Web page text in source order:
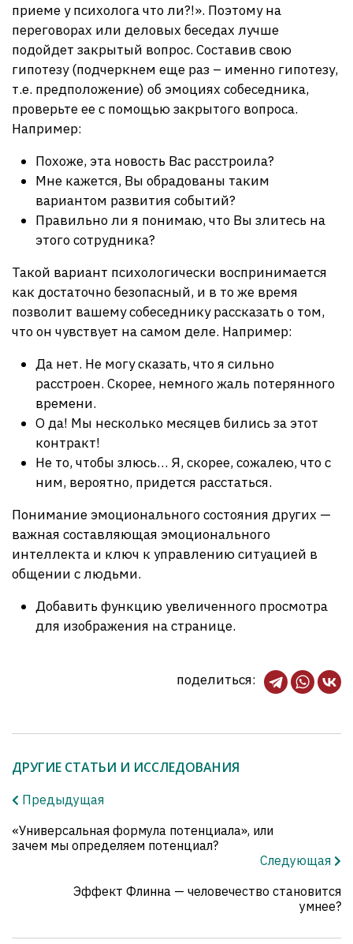
приеме у психолога что ли?!». Поэтому на
переговорах или деловых беседах лучше
подойдет закрытый вопрос. Составив свою
гипотезу (подчеркнем еще раз – именно гипотезу,
т.е. предположение) об эмоциях собеседника,
проверьте ее с помощью закрытого вопроса.
Например:
Похоже, эта новость Вас расстроила?
Мне кажется, Вы обрадованы таким
вариантом развития событий?
Правильно ли я понимаю, что Вы злитесь на
этого сотрудника?
Такой вариант психологически воспринимается
как достаточно безопасный, и в то же время
позволит вашему собеседнику рассказать о том,
что он чувствует на самом деле. Например:
Да нет. Не могу сказать, что я сильно
расстроен. Скорее, немного жаль потерянного
времени.
О да! Мы несколько месяцев бились за этот
контракт!
Не то, чтобы злюсь… Я, скорее, сожалею, что с
ним, вероятно, придется расстаться.
Понимание эмоционального состояния других —
важная составляющая эмоционального
интеллекта и ключ к управлению ситуацией в
общении с людьми.
Добавить функцию увеличенного просмотра
для изображения на странице.
поделиться:
ДРУГИЕ СТАТЬИ И ИССЛЕДОВАНИЯ
Предыдущая
«Универсальная формула потенциала», или
зачем мы определяем потенциал?
Следующая
Эффект Флинна — человечество становится
умнее?